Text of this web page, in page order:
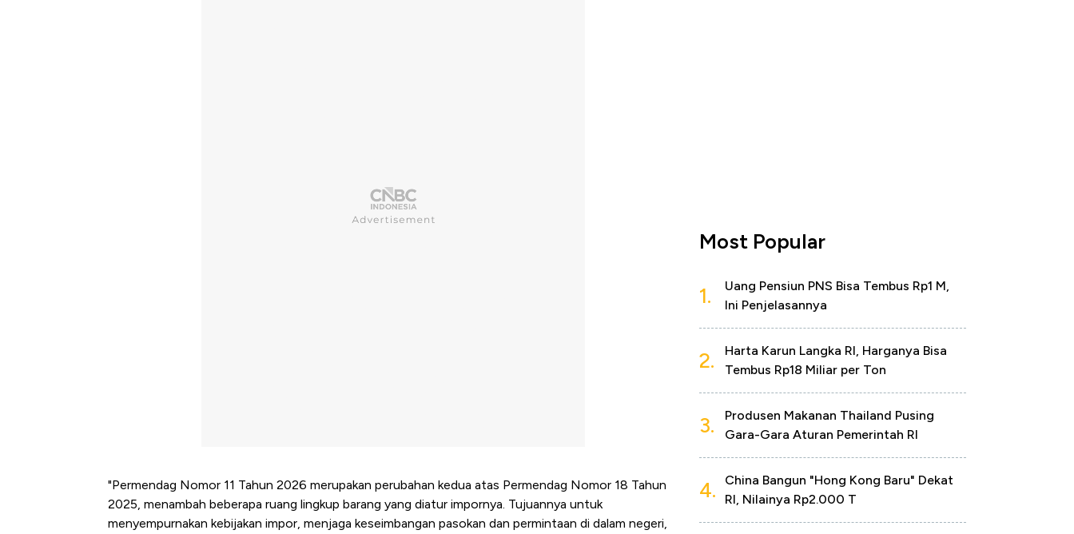
"Permendag Nomor 11 Tahun 2026 merupakan perubahan kedua atas Permendag Nomor 18 Tahun
2025, menambah beberapa ruang lingkup barang yang diatur impornya. Tujuannya untuk
menyempurnakan kebijakan impor, menjaga keseimbangan pasokan dan permintaan di dalam negeri,
Most Popular
1.
Uang Pensiun PNS Bisa Tembus Rp1 M,
Ini Penjelasannya
2.
Harta Karun Langka RI, Harganya Bisa
Tembus Rp18 Miliar per Ton
3.
Produsen Makanan Thailand Pusing
Gara-Gara Aturan Pemerintah RI
4.
China Bangun "Hong Kong Baru" Dekat
RI, Nilainya Rp2.000 T